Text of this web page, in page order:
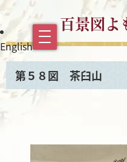
English
百景図よ
第５８図 茶臼山